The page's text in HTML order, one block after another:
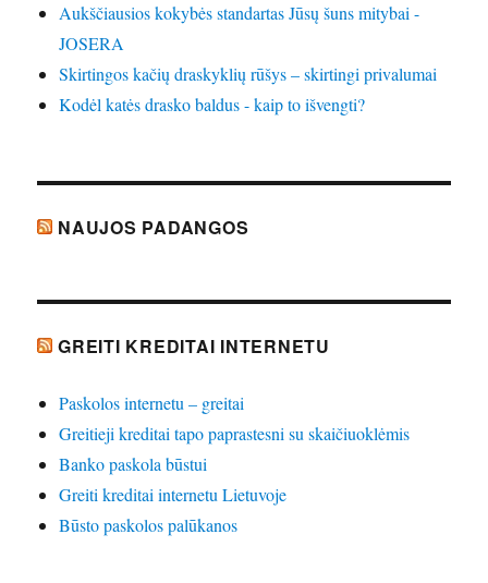
Aukščiausios kokybės standartas Jūsų šuns mitybai -
JOSERA
Skirtingos kačių draskyklių rūšys – skirtingi privalumai
Kodėl katės drasko baldus - kaip to išvengti?
NAUJOS PADANGOS
GREITI KREDITAI INTERNETU
Paskolos internetu – greitai
Greitieji kreditai tapo paprastesni su skaičiuoklėmis
Banko paskola būstui
Greiti kreditai internetu Lietuvoje
Būsto paskolos palūkanos